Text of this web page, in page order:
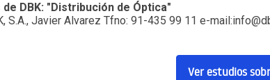
DBK: "Distribución de Óptica"
S.A., Javier Alvarez Tfno: 91-435 99 11 e-
Ver estudios